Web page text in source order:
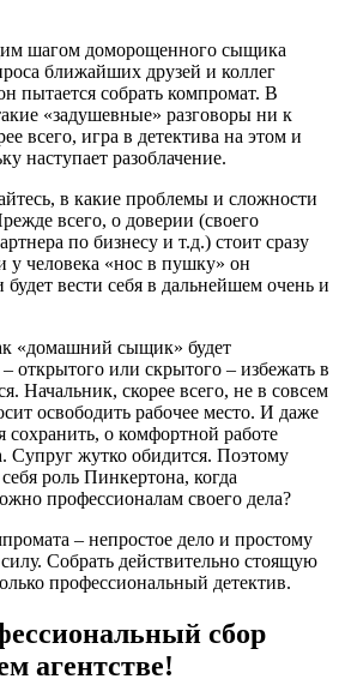
шагом доморощенного сыщика
ближайших друзей и коллег
пытается собрать компромат. В
«задушевные» разговоры ни к
всего, игра в детектива на этом и
наступает разоблачение.
в какие проблемы и сложности
всего, о доверии (своего
по бизнесу и т.д.) стоит сразу
у человека «нос в пушку» он
будет вести себя в дальнейшем очень и
«домашний сыщик» будет
открытого или скрытого – избежать в
Начальник, скорее всего, не в совсем
освободить рабочее место. И даже
сохранить, о комфортной работе
Супруг жутко обидится. Поэтому
роль Пинкертона, когда
профессионалам своего дела?
– непростое дело и простому
Собрать действительно стоящую
профессиональный детектив.
сбор
агентстве!